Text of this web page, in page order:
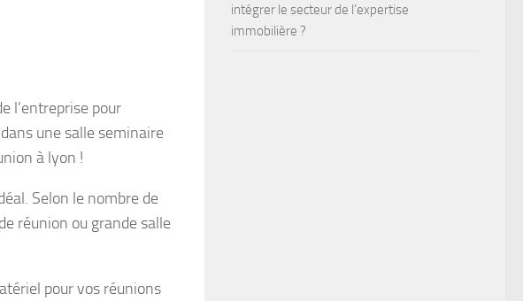
l’entreprise pour
une salle seminaire
à lyon !
Selon le nombre de
réunion ou grande salle
pour vos réunions
intégrer le secteur de l’expertise
immobilière ?